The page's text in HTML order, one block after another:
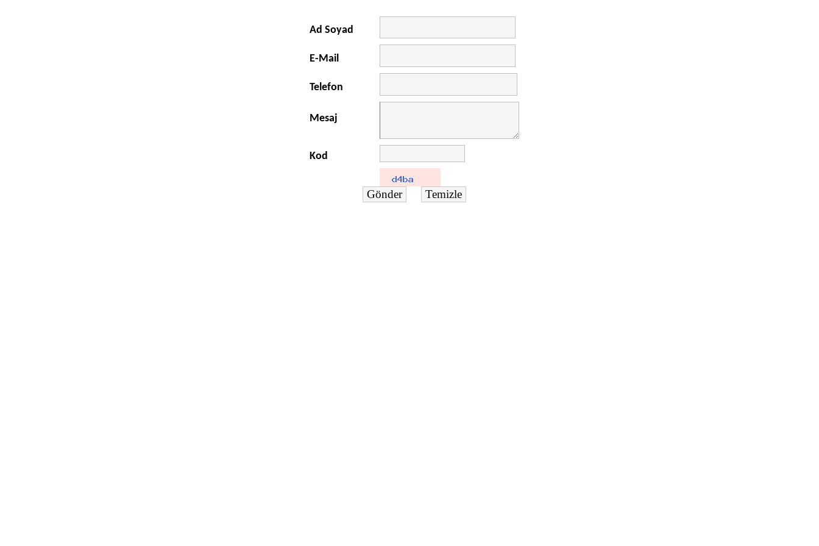
Ad Soyad
E-Mail
Telefon
Mesaj
Kod